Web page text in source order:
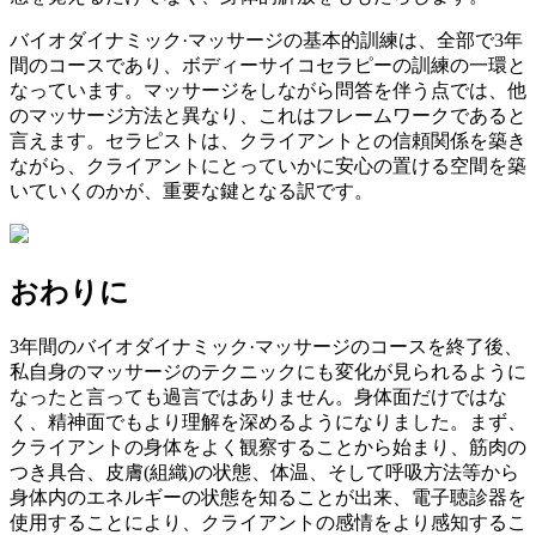
バイオダイナミック·マッサージの基本的訓練は、全部で3年
間のコースであり、ボディーサイコセラピーの訓練の一環と
なっています。マッサージをしながら問答を伴う点では、他
のマッサージ方法と異なり、これはフレームワークであると
言えます。セラピストは、クライアントとの信頼関係を築き
ながら、クライアントにとっていかに安心の置ける空間を築
いていくのかが、重要な鍵となる訳です。
おわりに
3年間のバイオダイナミック·マッサージのコースを終了後、
私自身のマッサージのテクニックにも変化が見られるように
なったと言っても過言ではありません。身体面だけではな
く、精神面でもより理解を深めるようになりました。まず、
クライアントの身体をよく観察することから始まり、筋肉の
つき具合、皮膚(組織)の状態、体温、そして呼吸方法等から
身体内のエネルギーの状態を知ることが出来、電子聴診器を
使用することにより、クライアントの感情をより感知するこ